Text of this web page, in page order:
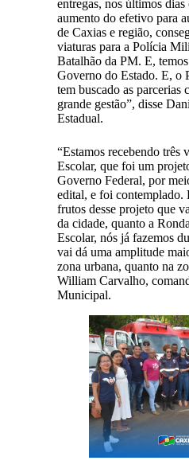
entregas, nos últimos
aumento do efetivo para
de Caxias e região,
viaturas para a Polícia
Batalhão da PM. E,
Governo do Estado. E, o
tem buscado as parcerias
grande gestão”, disse
Estadual.
“Estamos recebendo três
Escolar, que foi um
Governo Federal, por
edital, e foi contemplado.
frutos desse projeto que
da cidade, quanto a
Escolar, nós já fazemos
vai dá uma amplitude
zona urbana, quanto na
William Carvalho,
Municipal.